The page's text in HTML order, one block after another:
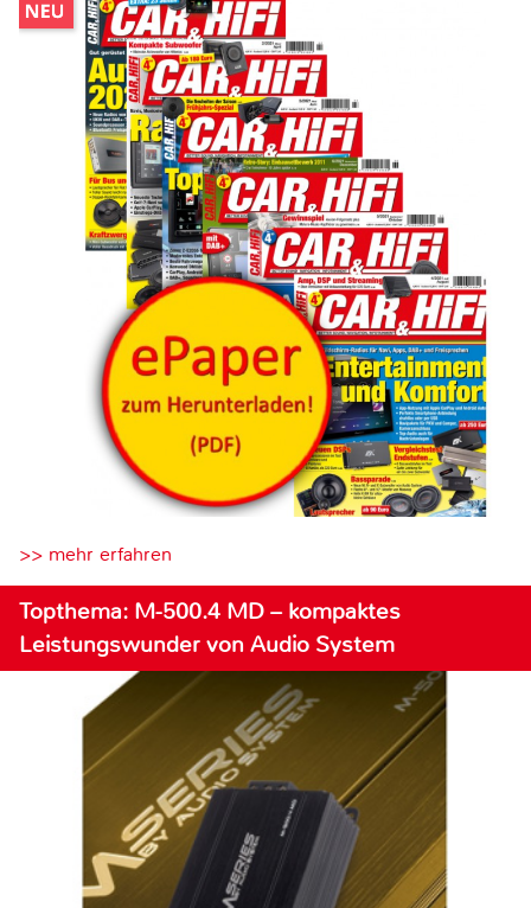
>> mehr erfahren
Topthema: M-500.4 MD – kompaktes
Leistungswunder von Audio System